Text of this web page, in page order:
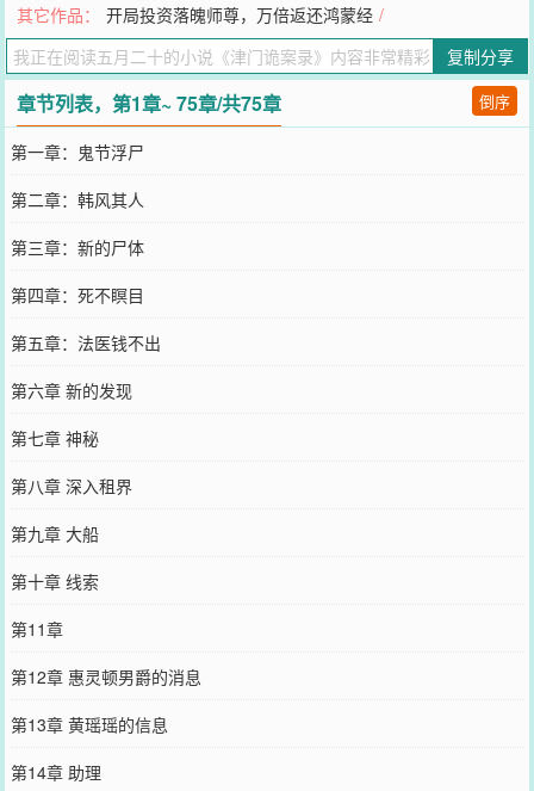
知识勘验，揭穿尸体异常，却陷入更深的迷雾——凶手为何抽干血
液？倒吊是否隐藏邪术？随着雨夜浮尸再现，码头漕帮秘辛、租界势
力暗涌逐渐浮出水面。鬼节异象叠加连环命案，韩风以江湖手段对抗
官僚体系，在科学与迷信的夹缝中揭开血色真相……
您要是觉得《 津门诡案录》还不错的话请不要忘记向您QQ群和微博微
信里的朋友推荐哦！
其它作品： 开局投资落魄师尊，万倍返还鸿蒙经 /
复制分享
章节列表，第1章~ 75章/共75章 倒序
第一章：鬼节浮尸
第二章：韩风其人
第三章：新的尸体
第四章：死不瞑目
第五章：法医钱不出
第六章 新的发现
第七章 神秘
第八章 深入租界​
第九章 大船
第十章 线索​
第11章
第12章 惠灵顿男爵的消息
第13章 黄瑶瑶的信息
第14章 助理